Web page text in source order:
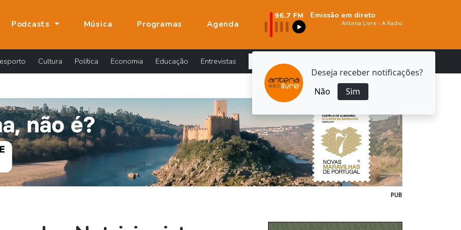
Deseja receber notificações?
Não
Sim
Podcasts Música Programas Agenda
Emissão em direto
Cultura Política Economia Educação Entrevistas
PUB